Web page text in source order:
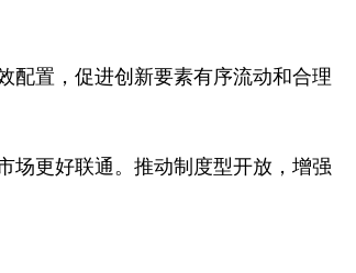
置，促进创新要素有序流动和合理
更好联通。推动制度型开放，增强